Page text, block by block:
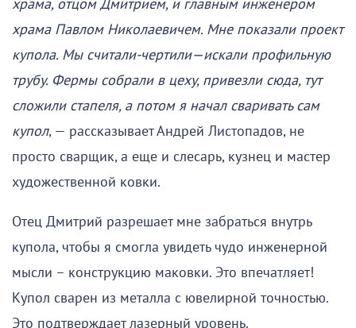
храма, отцом Дмитрием, и главным инженером
храма Павлом Николаевичем. Мне показали проект
купола. Мы считали-чертили—искали профильную
трубу. Фермы собрали в цеху, привезли сюда, тут
сложили стапеля, а потом я начал сваривать сам
купол, — рассказывает Андрей Листопадов, не
просто сварщик, а еще и слесарь, кузнец и мастер
художественной ковки.
Отец Дмитрий разрешает мне забраться внутрь
купола, чтобы я смогла увидеть чудо инженерной
мысли – конструкцию маковки. Это впечатляет!
Купол сварен из металла с ювелирной точностью.
Это подтверждает лазерный уровень.